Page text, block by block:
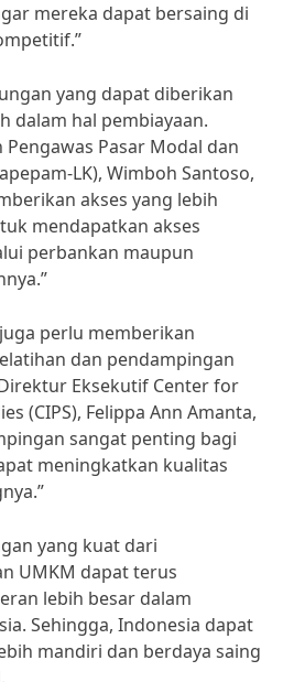
mereka dapat bersaing di
yang dapat diberikan
dalam hal pembiayaan.
Pasar Modal dan
LK), Wimboh Santoso,
akses yang lebih
mendapatkan akses
perbankan maupun
perlu memberikan
dan pendampingan
Eksekutif Center for
(CIPS), Felippa Ann Amanta,
sangat penting bagi
meningkatkan kualitas
yang kuat dari
UMKM dapat terus
lebih besar dalam
Sehingga, Indonesia dapat
mandiri dan berdaya saing